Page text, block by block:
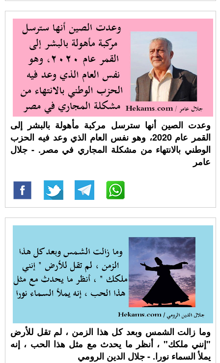
وعدت الصين أنها سترسل مركبة مأهولة بالبشر إلى
القمر عام 2020، وهو نفس العام الذي وعد فيه الحزب
الوطني بالانتهاء من مشكلة المجاري في مصر. - جلال
عامر
‏وما زالت الشمس وبعد كل هذا الزمن ، لم تقل للأرض
"إنني ملكك" ، أنظر ما يحدث مع مثل هذا الحب ، إنه
يملأ السماء نورا. - جلال الدين الرومي